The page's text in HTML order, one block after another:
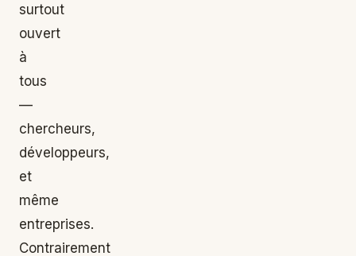
surtout
ouvert
à
tous
—
chercheurs,
développeurs,
et
même
entreprises.
Contrairement